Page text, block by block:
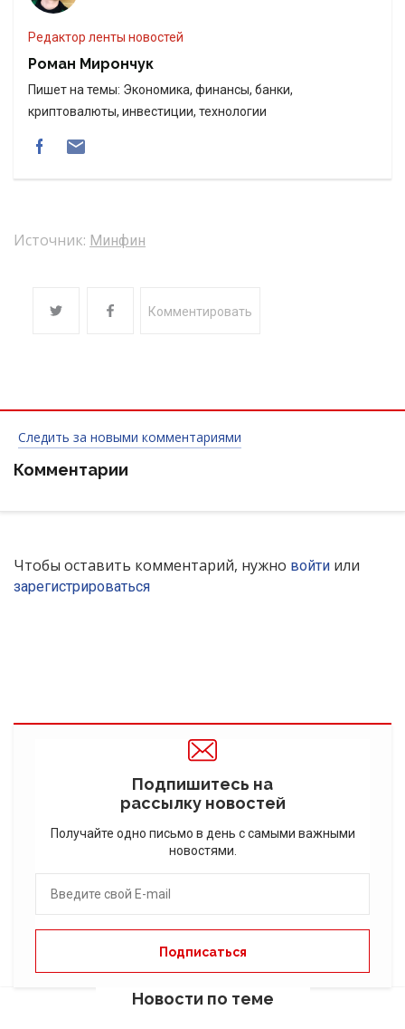
Редактор ленты новостей
Роман Мирончук
Пишет на темы: Экономика, финансы, банки,
криптовалюты, инвестиции, технологии
Источник: Минфин
Комментировать
Следить за новыми комментариями
Комментарии
Чтобы оставить комментарий, нужно войти или
зарегистрироваться
Подпишитесь на
рассылку новостей
Получайте одно письмо в день с самыми важными
новостями.
Новости по теме